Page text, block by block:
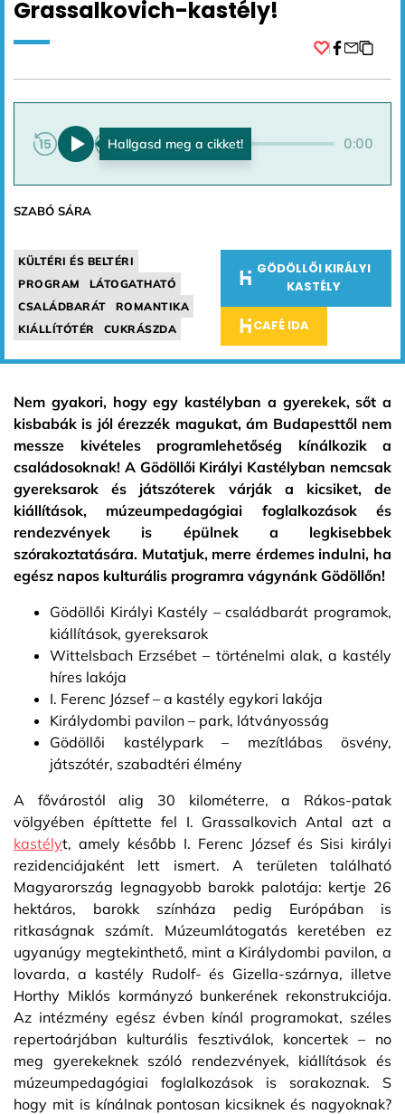
Grassalkovich-kastély!
0:00 0:00
SZABÓ SÁRA
KÜLTÉRI ÉS BELTÉRI
PROGRAM
LÁTOGATHATÓ
CSALÁDBARÁT
ROMANTIKA
KIÁLLÍTÓTÉR
CUKRÁSZDA
GÖDÖLLŐI KIRÁLYI
KASTÉLY
CAFÉ IDA
Nem gyakori, hogy egy kastélyban a gyerekek, sőt a
kisbabák is jól érezzék magukat, ám Budapesttől nem
messze kivételes programlehetőség kínálkozik a
családosoknak! A Gödöllői Királyi Kastélyban nemcsak
gyereksarok és játszóterek várják a kicsiket, de
kiállítások, múzeumpedagógiai foglalkozások és
rendezvények is épülnek a legkisebbek
szórakoztatására. Mutatjuk, merre érdemes indulni, ha
egész napos kulturális programra vágynánk Gödöllőn!
Gödöllői Királyi Kastély – családbarát programok,
kiállítások, gyereksarok
Wittelsbach Erzsébet – történelmi alak, a kastély
híres lakója
I. Ferenc József – a kastély egykori lakója
Királydombi pavilon – park, látványosság
Gödöllői kastélypark – mezítlábas ösvény,
játszótér, szabadtéri élmény
A fővárostól alig 30 kilométerre, a Rákos-patak
völgyében építtette fel I. Grassalkovich Antal azt a
kastélyt, amely később I. Ferenc József és Sisi királyi
rezidenciájaként lett ismert. A területen található
Magyarország legnagyobb barokk palotája: kertje 26
hektáros, barokk színháza pedig Európában is
ritkaságnak számít. Múzeumlátogatás keretében ez
ugyanúgy megtekinthető, mint a Királydombi pavilon, a
lovarda, a kastély Rudolf- és Gizella-szárnya, illetve
Horthy Miklós kormányzó bunkerének rekonstrukciója.
Az intézmény egész évben kínál programokat, széles
repertoárjában kulturális fesztiválok, koncertek – no
meg gyerekeknek szóló rendezvények, kiállítások és
múzeumpedagógiai foglalkozások is sorakoznak. S
hogy mit is kínálnak pontosan kicsiknek és nagyoknak?